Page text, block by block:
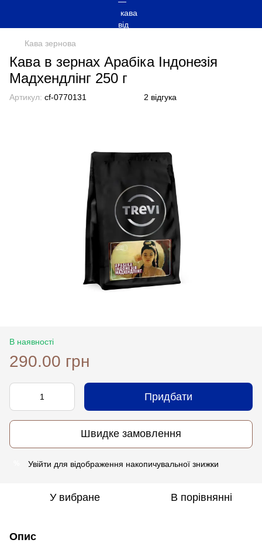
Кава зернова
Кава в зернах Арабіка Індонезія
Мадхендлінг 250 г
Артикул: cf-0770131 2 відгука
В наявності
290.00 грн
Придбати
Швидке замовлення
Увійти для відображення накопичувальної знижки
У вибране В порівнянні
Опис